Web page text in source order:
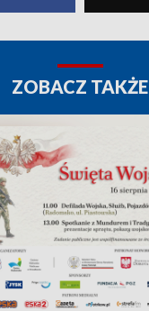
ZOBACZ TAKŻE